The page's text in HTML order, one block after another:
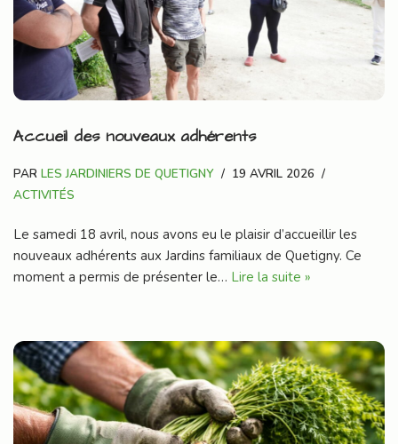
Accueil des nouveaux adhérents
PAR LES JARDINIERS DE QUETIGNY
19 AVRIL 2026
ACTIVITÉS
Le samedi 18 avril, nous avons eu le plaisir d’accueillir les
nouveaux adhérents aux Jardins familiaux de Quetigny. Ce
moment a permis de présenter le… Lire la suite »